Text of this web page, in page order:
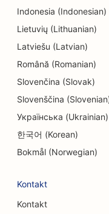
SEO dla rozrywki i
SEO dla firm
EO dla restauracji
SEO dla escape
SEO dla usług
SEO dla
SEO dla planistów
SEO dla usług
Indonesia (Indonesian)
Lietuvių (Lithuanian)
Latviešu (Latvian)
Română (Romanian)
Slovenčina (Slovak)
Slovenščina
Українська (Ukrainian)
한국어 (Korean)
Bokmål (Norwegian)
Kontakt
Kontakt